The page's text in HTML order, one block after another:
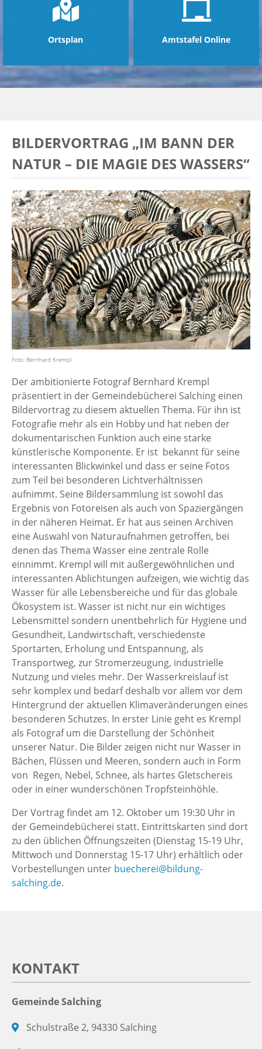
Ortsplan Amtstafel Online
BILDERVORTRAG „IM BANN DER
NATUR – DIE MAGIE DES WASSERS“
Foto: Bernhard Krempl
Der ambitionierte Fotograf Bernhard Krempl
präsentiert in der Gemeindebücherei Salching einen
Bildervortrag zu diesem aktuellen Thema. Für ihn ist
Fotografie mehr als ein Hobby und hat neben der
dokumentarischen Funktion auch eine starke
künstlerische Komponente. Er ist bekannt für seine
interessanten Blickwinkel und dass er seine Fotos
zum Teil bei besonderen Lichtverhältnissen
aufnimmt. Seine Bildersammlung ist sowohl das
Ergebnis von Fotoreisen als auch von Spaziergängen
in der näheren Heimat. Er hat aus seinen Archiven
eine Auswahl von Naturaufnahmen getroffen, bei
denen das Thema Wasser eine zentrale Rolle
einnimmt. Krempl will mit außergewöhnlichen und
interessanten Ablichtungen aufzeigen, wie wichtig das
Wasser für alle Lebensbereiche und für das globale
Ökosystem ist. Wasser ist nicht nur ein wichtiges
Lebensmittel sondern unentbehrlich für Hygiene und
Gesundheit, Landwirtschaft, verschiedenste
Sportarten, Erholung und Entspannung, als
Transportweg, zur Stromerzeugung, industrielle
Nutzung und vieles mehr. Der Wasserkreislauf ist
sehr komplex und bedarf deshalb vor allem vor dem
Hintergrund der aktuellen Klimaveränderungen eines
besonderen Schutzes. In erster Linie geht es Krempl
als Fotograf um die Darstellung der Schönheit
unserer Natur. Die Bilder zeigen nicht nur Wasser in
Bächen, Flüssen und Meeren, sondern auch in Form
von Regen, Nebel, Schnee, als hartes Gletschereis
oder in einer wunderschönen Tropfsteinhöhle.
Der Vortrag findet am 12. Oktober um 19:30 Uhr in
der Gemeindebücherei statt. Eintrittskarten sind dort
zu den üblichen Öffnungszeiten (Dienstag 15-19 Uhr,
Mittwoch und Donnerstag 15-17 Uhr) erhältlich oder
Vorbestellungen unter buecherei@bildung-
salching.de.
KONTAKT
Gemeinde Salching
Schulstraße 2, 94330 Salching